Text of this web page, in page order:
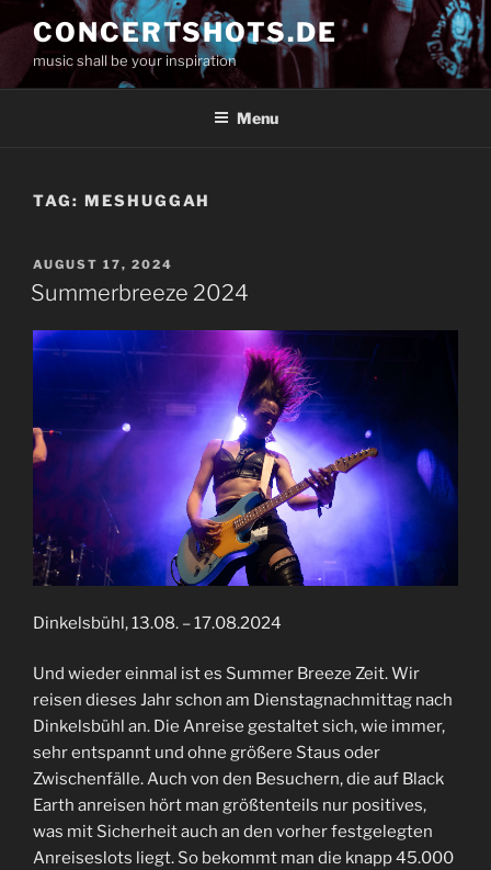
to
content
CONCERTSHOTS.DE
music shall be your inspiration
Menu
TAG: MESHUGGAH
POSTED
ON
AUGUST 17, 2024
Summerbreeze 2024
Dinkelsbühl, 13.08. – 17.08.2024
Und wieder einmal ist es Summer Breeze Zeit. Wir
reisen dieses Jahr schon am Dienstagnachmittag nach
Dinkelsbühl an. Die Anreise gestaltet sich, wie immer,
sehr entspannt und ohne größere Staus oder
Zwischenfälle. Auch von den Besuchern, die auf Black
Earth anreisen hört man größtenteils nur positives,
was mit Sicherheit auch an den vorher festgelegten
Anreiseslots liegt. So bekommt man die knapp 45.000